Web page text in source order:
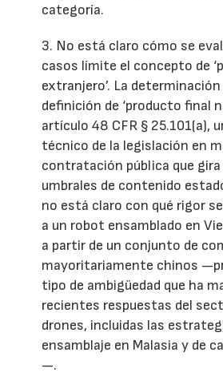
categoría.
3. No está claro cómo se
casos límite el concepto de
extranjero’. La
definición de ‘producto final
artículo 48 CFR § 25.101(a),
técnico de la legislación en
contratación pública que
umbrales de contenido
no está claro con qué rigor
a un robot ensamblado en
a partir de un conjunto de
mayoritariamente chinos
tipo de ambigüedad que ha
recientes respuestas del
drones, incluidas las
ensamblaje en Malasia y de
—.